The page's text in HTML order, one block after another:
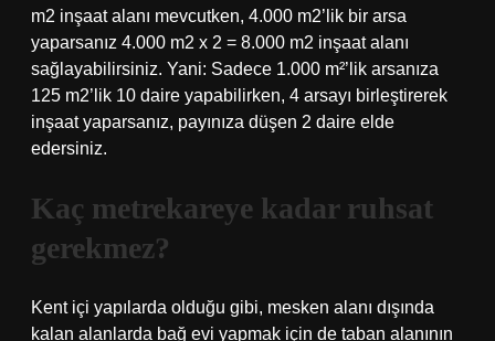
m2 inşaat alanı mevcutken, 4.000 m2’lik bir arsa
yaparsanız 4.000 m2 x 2 = 8.000 m2 inşaat alanı
sağlayabilirsiniz. Yani: Sadece 1.000 m²’lik arsanıza
125 m2’lik 10 daire yapabilirken, 4 arsayı birleştirerek
inşaat yaparsanız, payınıza düşen 2 daire elde
edersiniz.
Kaç metrekareye kadar ruhsat
gerekmez?
Kent içi yapılarda olduğu gibi, mesken alanı dışında
kalan alanlarda bağ evi yapmak için de taban alanının